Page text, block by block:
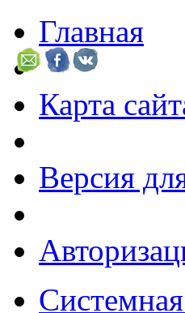
Главная
Карта
Версия